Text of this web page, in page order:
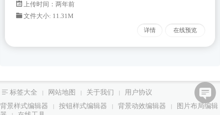
上传时间：两年前
文件大小: 11.31M
详情 在线预览
标签大全 网站地图 关于我们
用户协议
背景样式编辑器
按钮样式编辑器 背景动效编辑器
图片布局编辑